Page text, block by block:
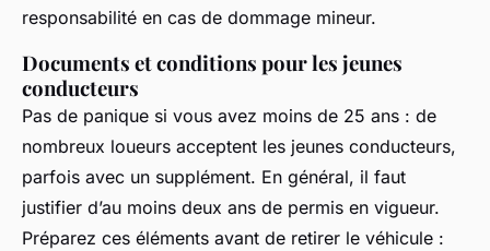
responsabilité en cas de dommage mineur.
Documents et conditions pour les jeunes
conducteurs
Pas de panique si vous avez moins de 25 ans : de
nombreux loueurs acceptent les jeunes conducteurs,
parfois avec un supplément. En général, il faut
justifier d’au moins deux ans de permis en vigueur.
Préparez ces éléments avant de retirer le véhicule :